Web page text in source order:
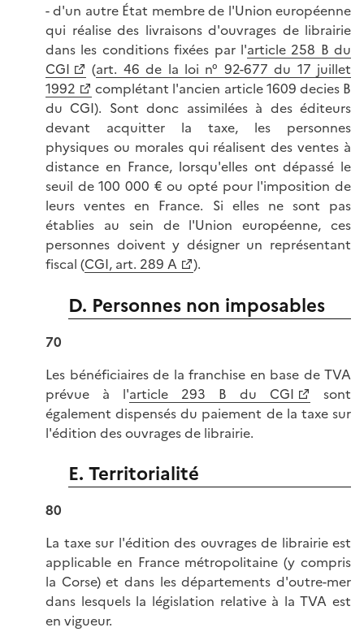
- d'un autre État membre de l'Union européenne
qui réalise des livraisons d'ouvrages de librairie
dans les conditions fixées par l'article 258 B du
CGI
(art. 46 de la loi n° 92-677 du 17 juillet
1992
complétant l'ancien article 1609 decies B
du CGI). Sont donc assimilées à des éditeurs
devant acquitter la taxe, les personnes
physiques ou morales qui réalisent des ventes à
distance en France, lorsqu'elles ont dépassé le
seuil de 100 000 € ou opté pour l'imposition de
leurs ventes en France. Si elles ne sont pas
établies au sein de l'Union européenne, ces
personnes doivent y désigner un représentant
fiscal (CGI, art. 289 A ).
D. Personnes non imposables
70
Les bénéficiaires de la franchise en base de TVA
prévue à l'article 293 B du CGI
sont
également dispensés du paiement de la taxe sur
l'édition des ouvrages de librairie.
E. Territorialité
80
La taxe sur l'édition des ouvrages de librairie est
applicable en France métropolitaine (y compris
la Corse) et dans les départements d'outre-mer
dans lesquels la législation relative à la TVA est
en vigueur.